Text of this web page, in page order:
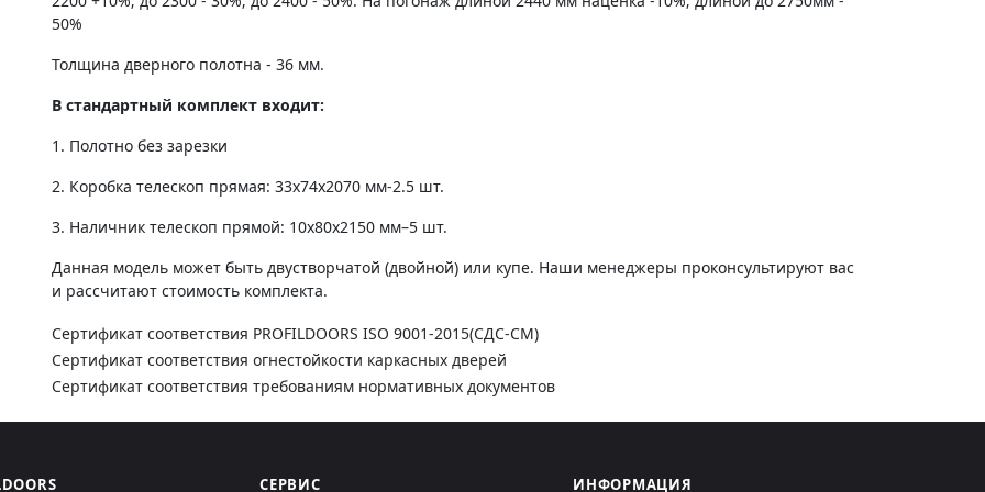
50%
Толщина дверного полотна - 36 мм.
В стандартный комплект входит:
1. Полотно без зарезки
2. Коробка телескоп прямая: 33х74х2070 мм-2.5 шт.
3. Наличник телескоп прямой: 10х80х2150 мм–5 шт.
Данная модель может быть двустворчатой (двойной) или купе. Наши менеджеры проконсультируют вас
и рассчитают стоимость комплекта.
Сертификат соответствия PROFILDOORS ISO 9001-2015(СДС-СМ)
Сертификат соответствия огнестойкости каркасных дверей
Сертификат соответствия требованиям нормативных документов
СЕРВИС ИНФОРМАЦИЯ